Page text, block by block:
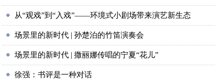
从“观戏”到“入戏”——环境式小剧场带来演艺新生态
场景里的新时代 | 孙楚泊的竹笛演奏会
场景里的新时代 | 撒丽娜传唱的宁夏“花儿”
徐强：书评是一种对话